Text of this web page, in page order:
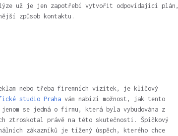
už je jen zapotřebí vytvořit odpovídající plán,
způsob kontaktu.
nebo třeba firemních vizitek, je klíčový
studio Prahavám nabízí možnost, jak tento
se jedná o firmu, která byla vybudována z
ztroskotal právě na této skutečnosti. Špičkový
zákazníků je tížený úspěch, kterého chce